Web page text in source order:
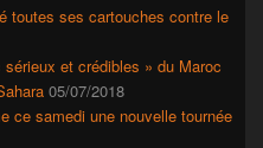
toutes ses cartouches contre le
et crédibles » du Maroc
05/07/2018
ce samedi une nouvelle tournée